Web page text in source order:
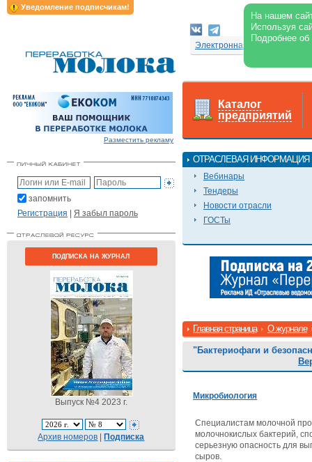
Уведомление подписчикам!
На нашем
Используя
Подробнее
Электронная версия
Разместить рекламу
запомнить
Регистрация | Я забыл пароль
ПОДПИСКА НА ЖУРНАЛ
Выпуск №4 2023 г.
Архив номеров |Подписка
Каталог
предприятий
ОТРАСЛЕВАЯ ИНФОРМАЦИЯ
Вебинары
Тендеры
Новости отрасли
ГОСТы
Главная страница О журнале
"Бактериофаги и
Микробиология
Специалистам молочной
молочнокислых бактерий,
серьезную опасность для
сыров.